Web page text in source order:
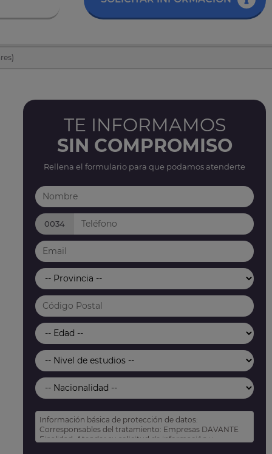
TE INFORMAMOS
SIN COMPROMISO
Rellena el formulario para que podamos atenderte
0034
Información básica de protección de datos:
Corresponsables del tratamiento: Empresas DAVANTE
Finalidad: Atender su solicitud de información y